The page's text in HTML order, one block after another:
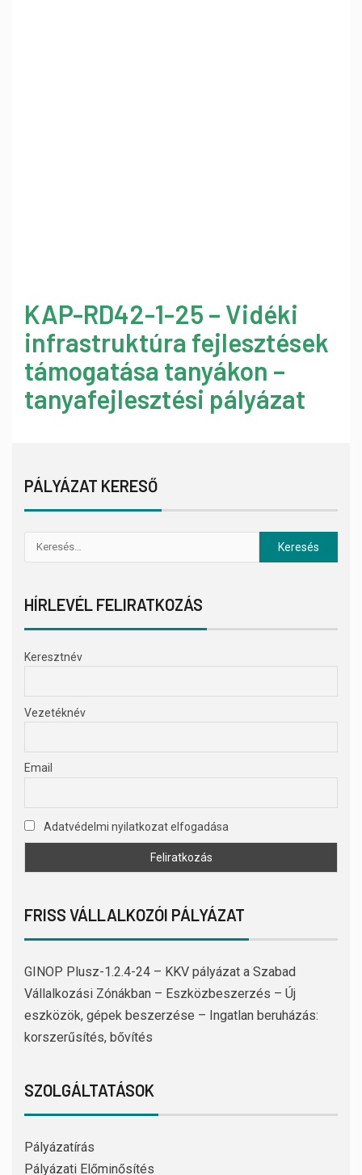
KAP-RD42-1-25 – Vidéki
infrastruktúra fejlesztések
támogatása tanyákon –
tanyafejlesztési pályázat
PÁLYÁZAT KERESŐ
HÍRLEVÉL FELIRATKOZÁS
Keresztnév
Vezetéknév
Email
Adatvédelmi nyilatkozat elfogadása
FRISS VÁLLALKOZÓI PÁLYÁZAT
GINOP Plusz-1.2.4-24 – KKV pályázat a Szabad
Vállalkozási Zónákban – Eszközbeszerzés – Új
eszközök, gépek beszerzése – Ingatlan beruházás:
korszerűsítés, bővítés
SZOLGÁLTATÁSOK
Pályázatírás
Pályázati Előminősítés